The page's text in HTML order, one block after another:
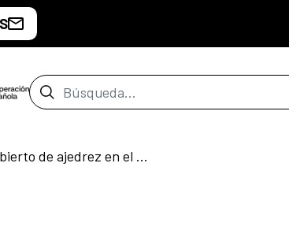
Barra de búsqueda
Primer Torneo abierto de ajedrez en el CCE